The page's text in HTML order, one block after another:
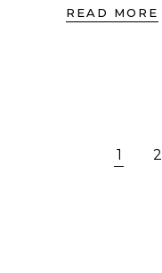
READ MORE
1 2